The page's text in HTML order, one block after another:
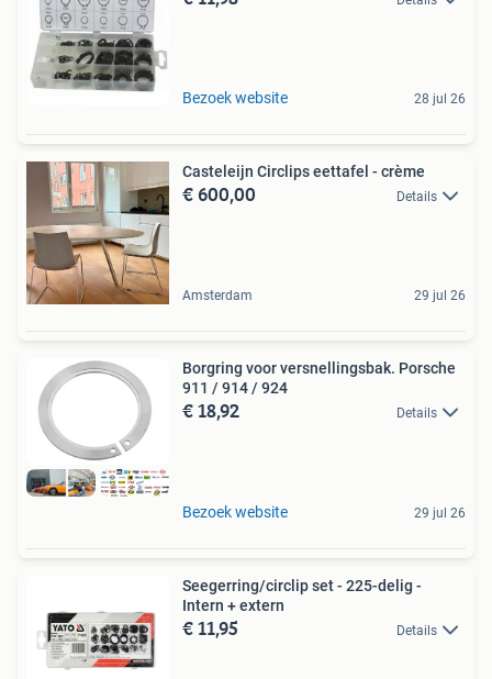
Bezoek website 28 jul 26
Casteleijn Circlips eettafel - crème
€ 600,00 Details
Amsterdam 29 jul 26
Borgring voor versnellingsbak. Porsche
911 / 914 / 924
€ 18,92 Details
Bezoek website 29 jul 26
Seegerring/circlip set - 225-delig -
Intern + extern
€ 11,95 Details